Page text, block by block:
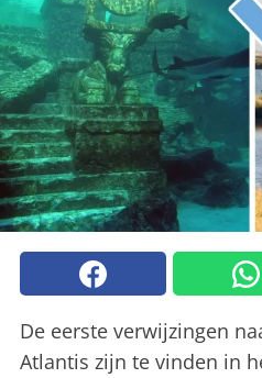
De eerste verwijzingen
Atlantis zijn te vinden in